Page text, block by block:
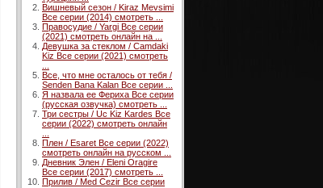
Вишневый сезон / Kiraz Mevsimi
Все серии (2014) смотреть ...
Правосудие / Yargi Все серии
(2021) смотреть онлайн на ...
Девушка за стеклом / Camdaki
Kiz Все серии (2021) смотреть
Все, что мне осталось от тебя /
Senden Bana Kalan Все серии ...
Я назвала ее Фериха Все серии
(русская озвучка) смотреть ...
Три сестры / Uc Kiz Kardes Все
серии (2022) смотреть онлайн
Плен / Esaret Все серии (2022)
смотреть онлайн на русском ...
Дневник Элен / Eleni Oragire
Все серии (2017) смотреть ...
Прилив / Med Cezir Все серии